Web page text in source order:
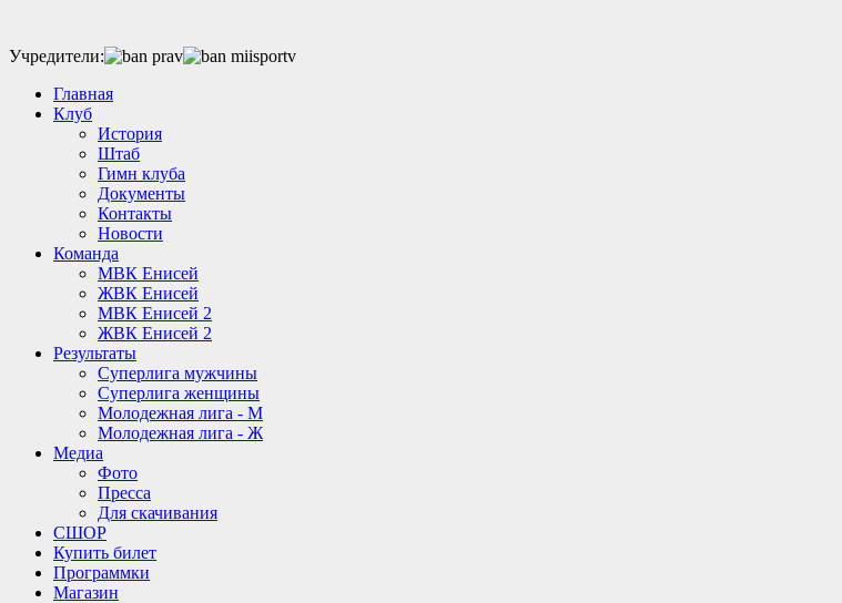
Учредители:
Главная
Клуб
История
Штаб
Гимн клуба
Документы
Контакты
Новости
Команда
МВК Енисей
ЖВК Енисей
МВК Енисей 2
ЖВК Енисей 2
Результаты
Суперлига мужчины
Суперлига женщины
Молодежная лига - М
Молодежная лига - Ж
Медиа
Фото
Пресса
Для скачивания
СШОР
Купить билет
Программки
Магазин